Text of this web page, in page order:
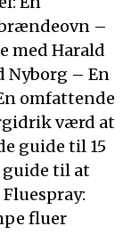
–
med Harald
Nyborg – En
omfattende
værd at
guide til 15
guide til at
Fluespray:
fluer